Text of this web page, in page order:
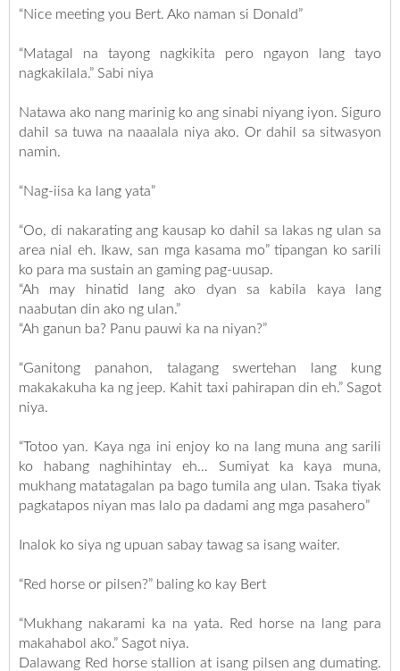
“Nice meeting you Bert. Ako naman si Donald”
“Matagal na tayong nagkikita pero ngayon lang tayo
nagkakilala.” Sabi niya
Natawa ako nang marinig ko ang sinabi niyang iyon. Siguro
dahil sa tuwa na naaalala niya ako. Or dahil sa sitwasyon
namin.
“Nag-iisa ka lang yata”
“Oo, di nakarating ang kausap ko dahil sa lakas ng ulan sa
area nial eh. Ikaw, san mga kasama mo” tipangan ko sarili
ko para ma sustain an gaming pag-uusap.
“Ah may hinatid lang ako dyan sa kabila kaya lang
naabutan din ako ng ulan.”
“Ah ganun ba? Panu pauwi ka na niyan?”
“Ganitong panahon, talagang swertehan lang kung
makakakuha ka ng jeep. Kahit taxi pahirapan din eh.” Sagot
niya.
“Totoo yan. Kaya nga ini enjoy ko na lang muna ang sarili
ko habang naghihintay eh… Sumiyat ka kaya muna,
mukhang matatagalan pa bago tumila ang ulan. Tsaka tiyak
pagkatapos niyan mas lalo pa dadami ang mga pasahero”
Inalok ko siya ng upuan sabay tawag sa isang waiter.
“Red horse or pilsen?” baling ko kay Bert
“Mukhang nakarami ka na yata. Red horse na lang para
makahabol ako.” Sagot niya.
Dalawang Red horse stallion at isang pilsen ang dumating.